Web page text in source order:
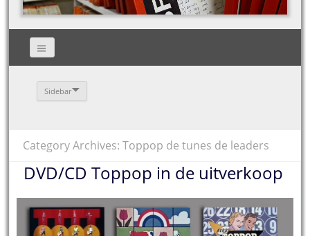
Sidebar
Category Archives: Toppop de tunes de leaders
DVD/CD Toppop in de uitverkoop